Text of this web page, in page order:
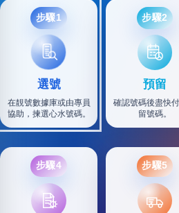
步驟1
選號
在靚號數據庫或由專員
協助，揀選心水號碼。
步驟2
預留
確認號碼後盡快
留號碼。
步驟4 步驟5
SF